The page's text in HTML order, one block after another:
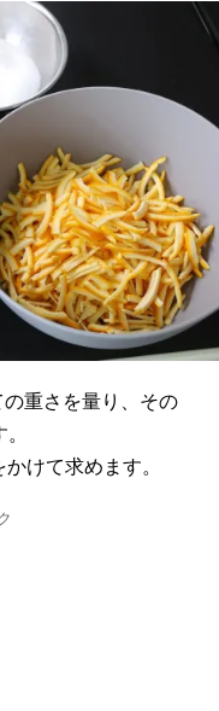
けて求めます。